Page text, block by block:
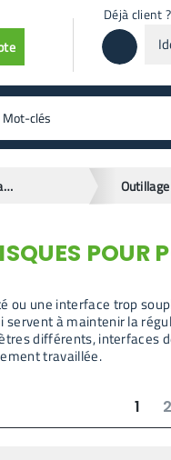
Déjà client
Matériels et outillages
POUR
ou une interface trop
à maintenir la
différents,
travaillée.
1 2